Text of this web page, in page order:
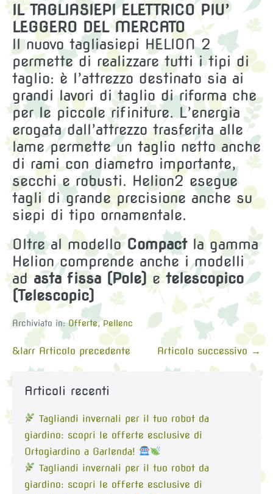
IL TAGLIASIEPI ELETTRICO PIU’
LEGGERO DEL MERCATO
Il nuovo tagliasiepi HELION 2
permette di realizzare tutti i tipi di
taglio: è l’attrezzo destinato sia ai
grandi lavori di taglio di riforma che
per le piccole rifiniture. L’energia
erogata dall’attrezzo trasferita alle
lame permette un taglio netto anche
di rami con diametro importante,
secchi e robusti. Helion2 esegue
tagli di grande precisione anche su
siepi di tipo ornamentale.
Oltre al modelloCompactla gamma
Helion comprende anche i modelli
adasta fissa (Pole)etelescopico
(Telescopic)
Archiviato in:Offerte,Pellenc
Navigazione
articoli
&larr Articolo precedente Articolo successivo →
Articoli recenti
Tagliandi invernali per il tuo robot da
giardino: scopri le offerte esclusive di
Ortogiardino a Garlenda!
Tagliandi invernali per il tuo robot da
giardino: scopri le offerte esclusive di